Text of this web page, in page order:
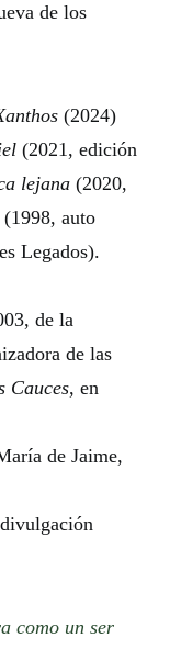
de los
(2024)
(2021, edición
lejana (2020,
(1998, auto
Legados).
de la
de las
Cauces, en
de Jaime,
como un ser